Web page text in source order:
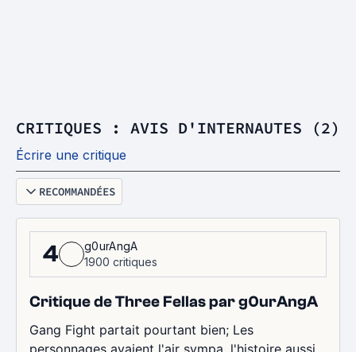
CRITIQUES : AVIS D'INTERNAUTES (2)
Écrire une critique
RECOMMANDÉES
4
g0urAngA
1900 critiques
Critique de Three Fellas par g0urAngA
Gang Fight partait pourtant bien; Les
personnages avaient l'air sympa, l'histoire aussi,